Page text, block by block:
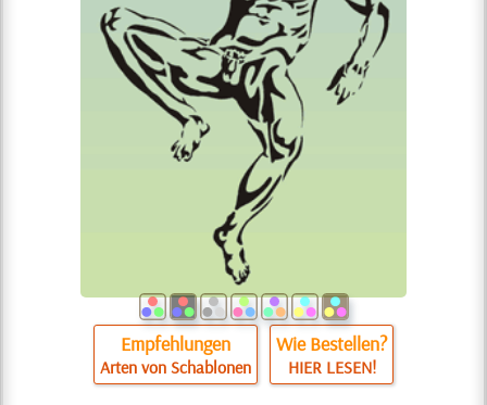
Empfehlungen
Arten von Schablonen
Wie Bestellen?
HIER LESEN!